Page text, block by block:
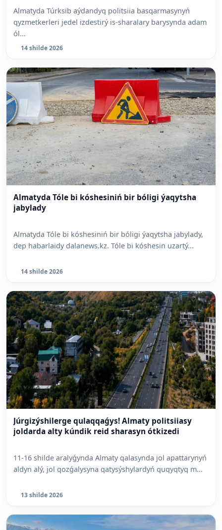
Almatyda Túrksib aýdandyq politsiia basqarmasynyń
qyzmetkerleri jedel izdestirý is-sharalary barysynda adam
ól...
14 shilde 2026
Almatyda Tóle bi kóshesiniń bir bóligi ýaqytsha
jabylady
Almatyda Tóle bi kóshesiniń bir bóligi ýaqytsha jabylady,
dep habarlaidy dalanews.kz. Tóle bi kóshesin uzartý...
14 shilde 2026
Júrgizýshilerge qulaqqaǵys! Almaty politsiiasy
joldarda alty kúndik reid sharasyn ótkizedi
11-16 shilde aralyǵynda Almaty qalasynda jol apattarynyń
aldyn alý, jol qozǵalysyna qatysýshylardyń quqyqtyq m...
13 shilde 2026